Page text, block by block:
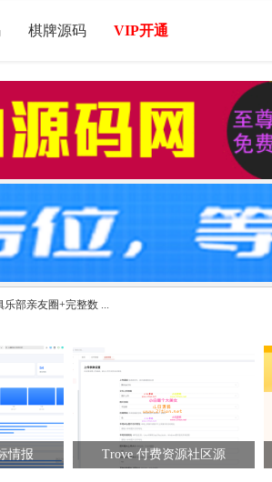
棋牌源码 VIP开通
部亲友圈+完整数 ...
情报 Trove 付费资源社区源